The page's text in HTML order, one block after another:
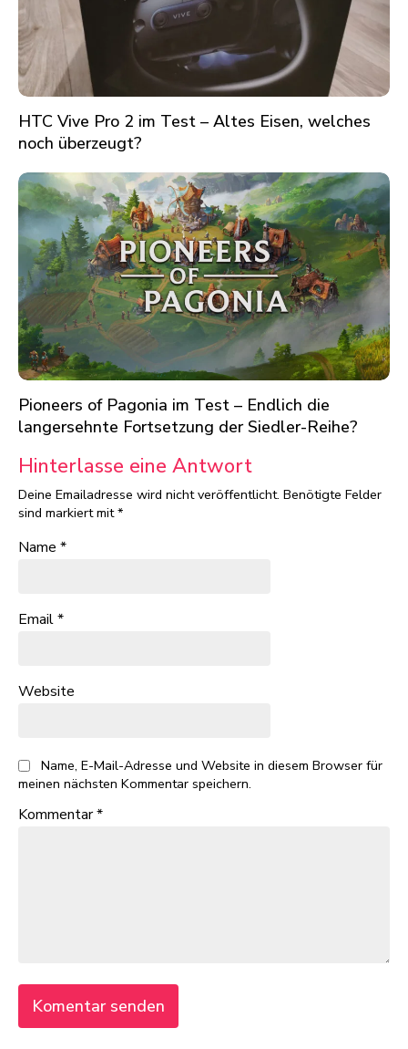
HTC Vive Pro 2 im Test – Altes Eisen, welches
noch überzeugt?
Pioneers of Pagonia im Test – Endlich die
langersehnte Fortsetzung der Siedler-Reihe?
Hinterlasse eine Antwort
Deine Emailadresse wird nicht veröffentlicht. Benötigte Felder
sind markiert mit*
Name *
Email*
Website
Name, E-Mail-Adresse und Website in diesem Browser für
meinen nächsten Kommentar speichern.
Kommentar*